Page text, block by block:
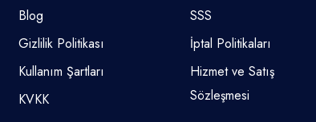
Blog
Gizlilik Politikası
Kullanım Şartları
KVKK
SSS
İptal Politikaları
Hizmet ve Satış
Sözleşmesi